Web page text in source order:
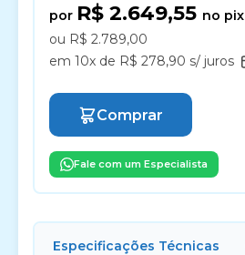
por R$ 2.649,55 no pix
ou R$ 2.789,00
em 10x de R$ 278,90 s/ juros
Comprar
Fale com um Especialista
Especificações Técnicas